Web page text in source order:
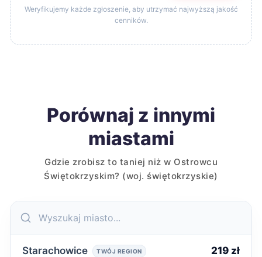
Weryfikujemy każde zgłoszenie, aby utrzymać najwyższą jakość
cenników.
Porównaj z innymi
miastami
Gdzie zrobisz to taniej niż w Ostrowcu
Świętokrzyskim? (woj. świętokrzyskie)
Starachowice TWÓJ REGION 219 zł